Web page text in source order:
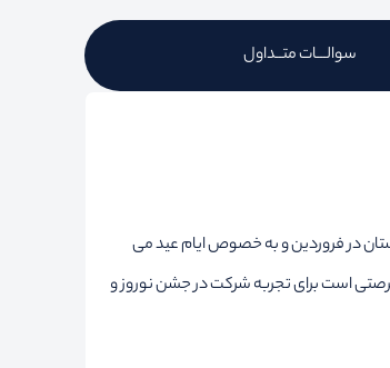
سوالـــات متــداول
در فروردین و به خصوص ایام عید می
کنار لذت بردن از آب و هوای عالی این کشور، در جشن های نوروزی گرجستان هم شرکت کنید و با فرهنگ مردم گرجی آشنا شوید. تور نوروز گرجستان 1405 فرصتی است برای تجربه شرکت در جشن نوروز و